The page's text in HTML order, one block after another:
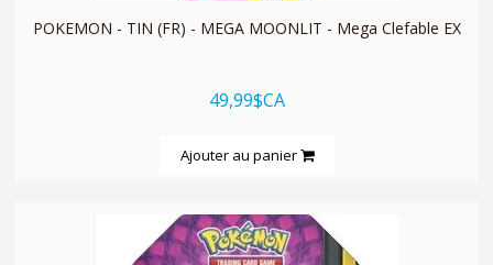
POKEMON - TIN (FR) - MEGA MOONLIT - Mega Clefable EX
49,99$CA
Ajouter au panier